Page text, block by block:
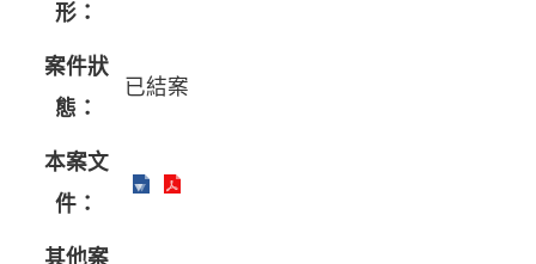
形：
案件狀
態：
已結案
本案文
件：
其他案